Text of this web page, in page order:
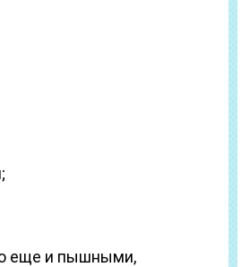
еще и пышными,